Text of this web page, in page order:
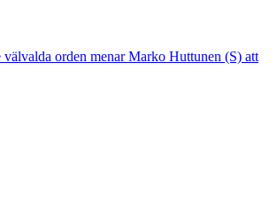
orden menar Marko Huttunen (S) att